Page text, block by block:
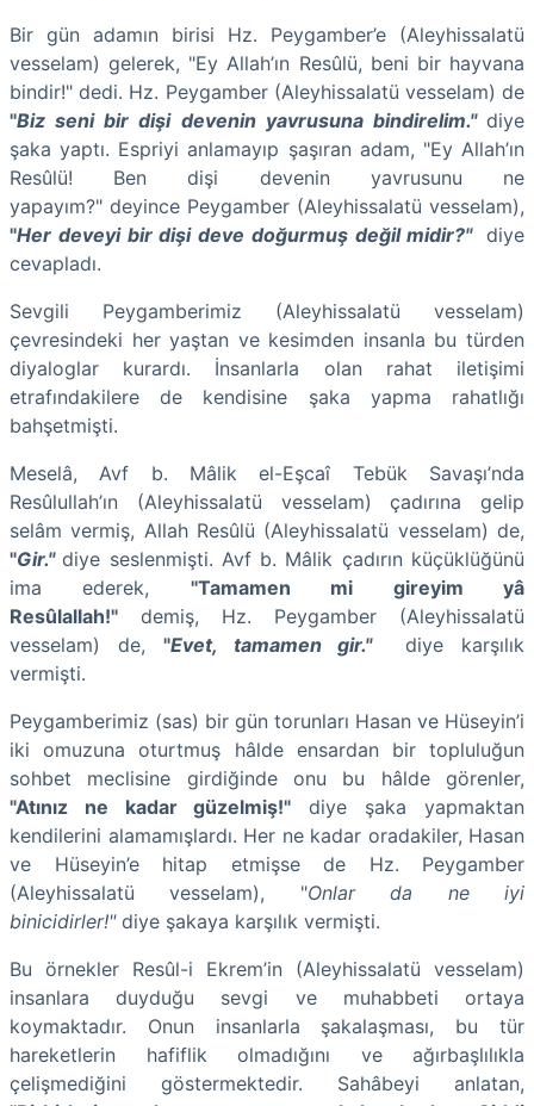
Bir gün adamın birisi Hz. Peygamber’e (Aleyhissalatü
vesselam) gelerek, "Ey Allah’ın Resûlü, beni bir hayvana
bindir!" dedi. Hz. Peygamber (Aleyhissalatü vesselam) de
"Biz seni bir dişi devenin yavrusuna bindirelim." diye
şaka yaptı. Espriyi anlamayıp şaşıran adam, "Ey Allah’ın
Resûlü! Ben dişi devenin yavrusunu ne
yapayım?" deyince Peygamber (Aleyhissalatü vesselam),
"Her deveyi bir dişi deve doğurmuş değil midir?" diye
cevapladı.
Sevgili Peygamberimiz (Aleyhissalatü vesselam)
çevresindeki her yaştan ve kesimden insanla bu türden
diyaloglar kurardı. İnsanlarla olan rahat iletişimi
etrafındakilere de kendisine şaka yapma rahatlığı
bahşetmişti.
Meselâ, Avf b. Mâlik el-Eşcaî Tebük Savaşı’nda
Resûlullah’ın (Aleyhissalatü vesselam) çadırına gelip
selâm vermiş, Allah Resûlü (Aleyhissalatü vesselam) de,
"Gir." diye seslenmişti. Avf b. Mâlik çadırın küçüklüğünü
ima ederek, "Tamamen mi gireyim yâ
Resûlallah!" demiş, Hz. Peygamber (Aleyhissalatü
vesselam) de, "Evet, tamamen gir."
diye karşılık
vermişti.
Peygamberimiz (sas) bir gün torunları Hasan ve Hüseyin’i
iki omuzuna oturtmuş hâlde ensardan bir topluluğun
sohbet meclisine girdiğinde onu bu hâlde görenler,
"Atınız ne kadar güzelmiş!" diye şaka yapmaktan
kendilerini alamamışlardı. Her ne kadar oradakiler, Hasan
ve Hüseyin’e hitap etmişse de Hz. Peygamber
(Aleyhissalatü vesselam), "Onlar da ne iyi
binicidirler!"diye şakaya karşılık vermişti.
Bu örnekler Resûl-i Ekrem’in (Aleyhissalatü vesselam)
insanlara duyduğu sevgi ve muhabbeti ortaya
koymaktadır. Onun insanlarla şakalaşması, bu tür
hareketlerin hafiflik olmadığını ve ağırbaşlılıkla
çelişmediğini göstermektedir. Sahâbeyi anlatan,